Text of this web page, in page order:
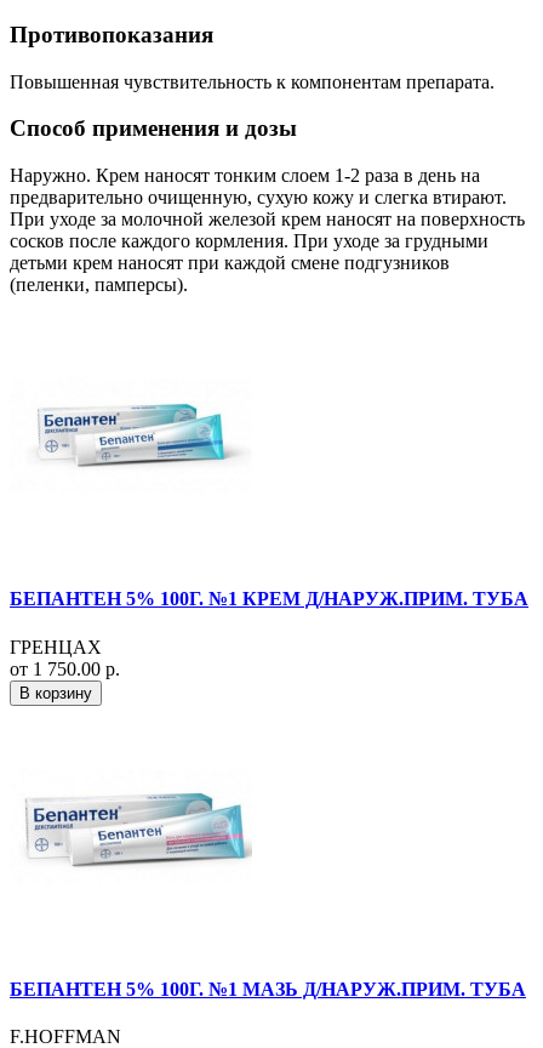
Противопоказания
Повышенная чувствительность к компонентам препарата.
Способ применения и дозы
Наружно. Крем наносят тонким слоем 1-2 раза в день на
предварительно очищенную, сухую кожу и слегка втирают.
При уходе за молочной железой крем наносят на поверхность
сосков после каждого кормления. При уходе за грудными
детьми крем наносят при каждой смене подгузников
(пеленки, памперсы).
БЕПАНТЕН 5% 100Г. №1 КРЕМ Д/НАРУЖ.ПРИМ. ТУБА
ГРЕНЦАХ
от 1 750.00 р.
В корзину
БЕПАНТЕН 5% 100Г. №1 МАЗЬ Д/НАРУЖ.ПРИМ. ТУБА
F.HOFFMAN